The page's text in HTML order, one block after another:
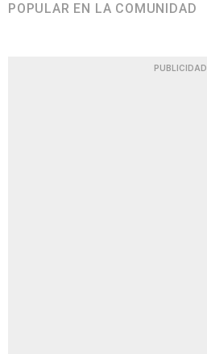
POPULAR EN LA COMUNIDAD
PUBLICIDAD